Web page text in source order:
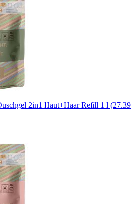
2in1 Haut+Haar Refill 1 l (27.39